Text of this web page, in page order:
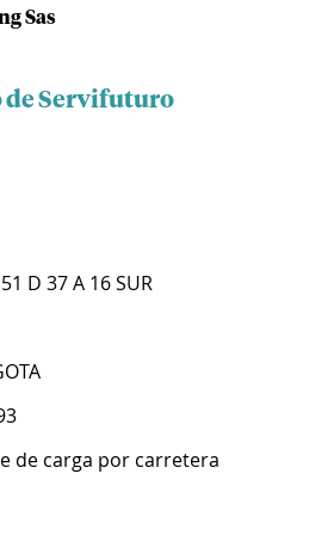
Sas
de Servifuturo
51 D 37 A 16 SUR
de carga por carretera